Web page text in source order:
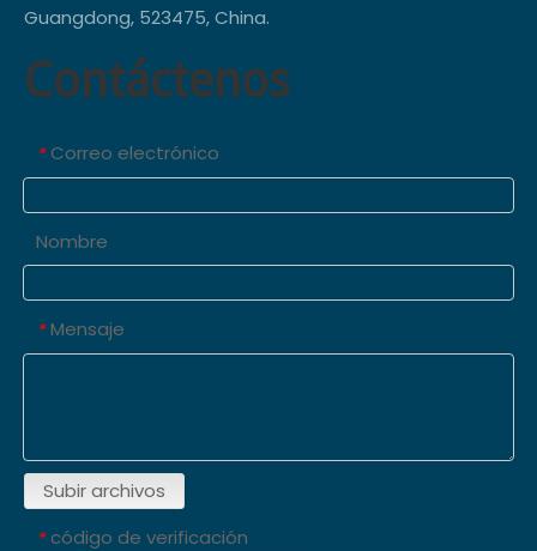
Guangdong, 523475, China.
Contáctenos
* Correo electrónico
Nombre
* Mensaje
Subir archivos
* código de verificación